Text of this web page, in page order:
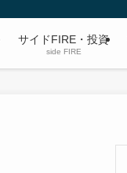
サイドFIRE・投資
side FIRE